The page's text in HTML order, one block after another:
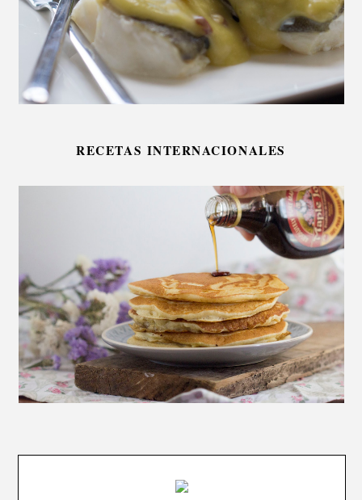
RECETAS INTERNACIONALES